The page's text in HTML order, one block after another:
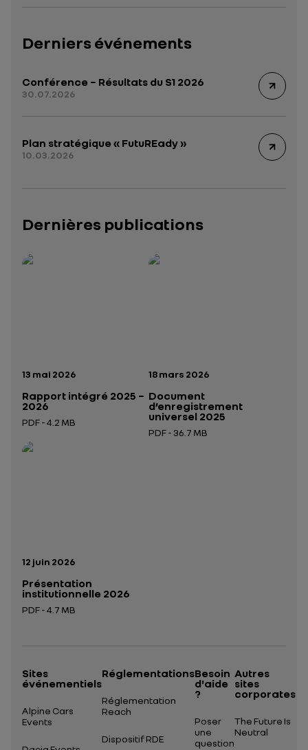
Derniers événements
Conférence – Résultats du S1 2026
30.07.2026
Plan stratégique « FutuREady »
10.03.2026
Dernières publications
Date de publication:
13 mai 2026
Rapport intégré 2025 –
2026
PDF - 4.2 MB
Ouverture dans un nouvel onglet
Rapport intégré 2025 – 2026— données structurées (JSON)
Date de publication:
18 mars 2026
Document
d’enregistrement
universel 2025
PDF - 36.7 MB
Date de publication:
12 juin 2026
Présentation
institutionnelle 2026
PDF - 4.7 MB
Présentation institutionnelle 2026
Sites
événementiels
Alpine Cars
Events
Réglementations
Réglementation
Reach
Dispositif RDE
Besoin
d'aide
?
Poser
une
question
Autres
sites
corporates
The Future Is
Neutral